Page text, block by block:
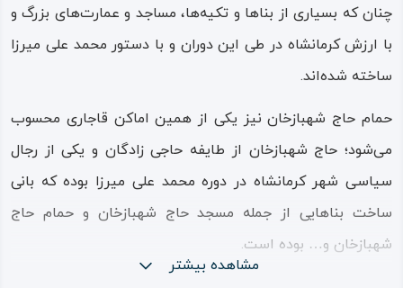
چنان که بسیاری از بناها و تکیه‌ها، مساجد و عمارت‌های بزرگ و
با ارزش کرمانشاه در طی این دوران و با دستور محمد علی‌ میرزا
ساخته شده‌اند.
حمام حاج‌ شهبازخان نیز یکی از همین اماکن قاجاری محسوب
می‌شود؛ حاج شهبازخان از طایفه حاجی‌ زادگان و یکی از رجال
سیاسی شهر کرمانشاه در دوره محمد علی‌ میرزا بوده که بانی
ساخت بناهایی از جمله مسجد حاج‌ شهبازخان و حمام حاج‌
شهبازخان و… بوده است.
حمام شهبازخان، چنان که از معماری حمام‌های قجری در تمام
مشاهده بیشتر